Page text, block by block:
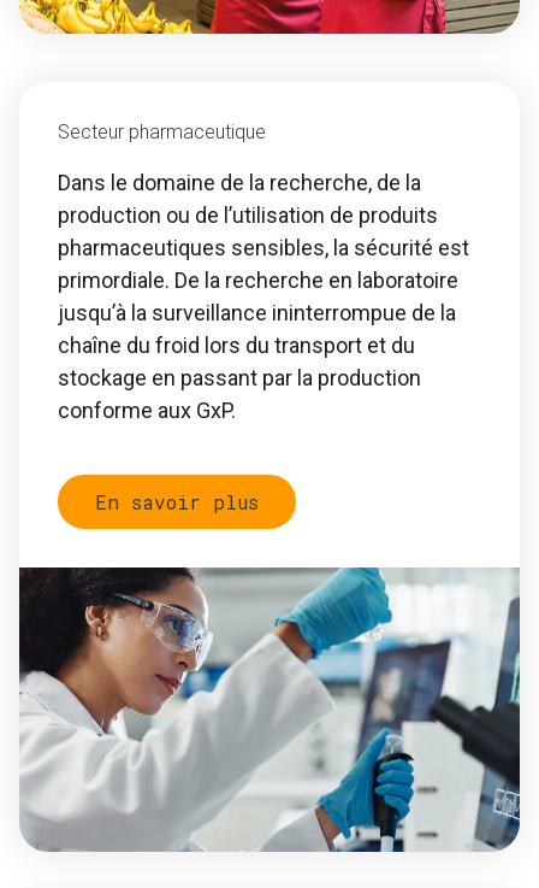
Secteur pharmaceutique
Dans le domaine de la recherche, de la
production ou de l’utilisation de produits
pharmaceutiques sensibles, la sécurité est
primordiale. De la recherche en laboratoire
jusqu’à la surveillance ininterrompue de la
chaîne du froid lors du transport et du
stockage en passant par la production
conforme aux GxP.
En savoir plus